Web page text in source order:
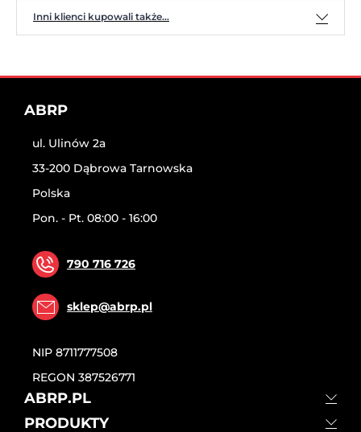
Inni klienci kupowali także...
ABRP
ul. Ulinów 2a
33-200 Dąbrowa Tarnowska
Polska
Pon. - Pt. 08:00 - 16:00
790 716 726
sklep@abrp.pl
NIP 8711777508
REGON 387526771
ABRP.PL
PRODUKTY